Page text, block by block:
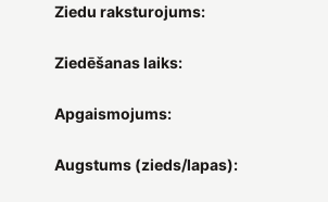
Ziedu raksturojums:
Ziedēšanas laiks:
Apgaismojums:
Augstums (zieds/lapas):